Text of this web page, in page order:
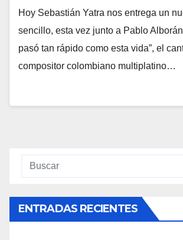
Hoy Sebastián Yatra nos entrega un
sencillo, esta vez junto a Pablo
pasó tan rápido como esta vida”, el
compositor colombiano multiplatino…
ENTRADAS RECIENTES